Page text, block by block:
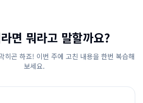
면 뭐라고 말할까요?
히곤 하죠! 이번 주에 고친 내용을 한번 복습해
보세요.